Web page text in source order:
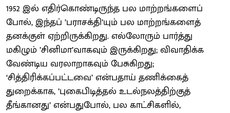
1952 இல் எதிர்கொண்டிருந்த பல மாற்றங்களைப்
போல், இந்தப் ’பராசக்தி’யும் பல மாற்றங்களைத்
தனக்குள் ஏற்றிருக்கிறது. எல்லோரும் பார்த்து
மகிழும் ’சினிமா’வாகவும் இருக்கிறது; விவாதிக்க
வேண்டிய வரலாறாகவும் பேசுகிறது;
‘சித்திரிக்கப்பட்டவை’ என்பதாய் தணிக்கைத்
துறைக்காக, ’புகைபிடித்தல் உடல்நலத்திற்குத்
தீங்கானது’ என்பதுபோல், பல காட்சிகளில்,